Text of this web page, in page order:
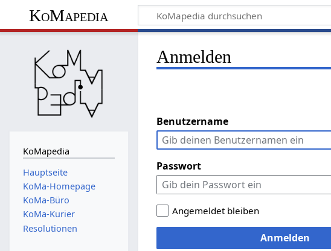
KoMapedia
Anmelden
Benutzername
Passwort
Angemeldet bleiben
Anmelden
KoMapedia
Hauptseite
KoMa-Homepage
KoMa-Büro
KoMa-Kurier
Resolutionen